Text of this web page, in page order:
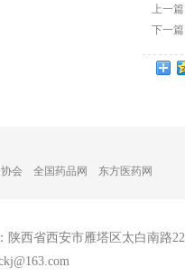
上一篇
下一篇
会 全国药品网 东方医药网
陕西省西安市雁塔区太白南路